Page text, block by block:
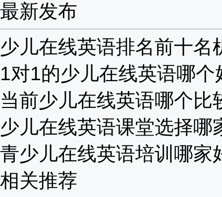
最新发布
少儿在线英语排名前十名
1对1的少儿在线英语哪个
当前少儿在线英语哪个比
少儿在线英语课堂选择哪
青少儿在线英语培训哪家
相关推荐